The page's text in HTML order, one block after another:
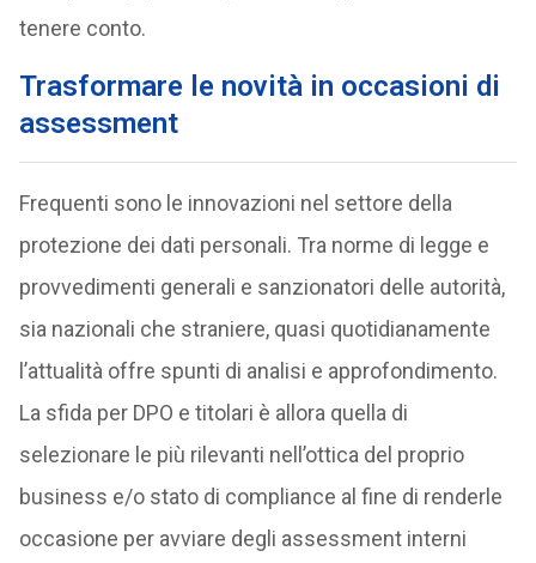
tenere conto.
Trasformare le novità in occasioni di
assessment
Frequenti sono le innovazioni nel settore della
protezione dei dati personali. Tra norme di legge e
provvedimenti generali e sanzionatori delle autorità,
sia nazionali che straniere, quasi quotidianamente
l’attualità offre spunti di analisi e approfondimento.
La sfida per DPO e titolari è allora quella di
selezionare le più rilevanti nell’ottica del proprio
business e/o stato di compliance al fine di renderle
occasione per avviare degli assessment interni